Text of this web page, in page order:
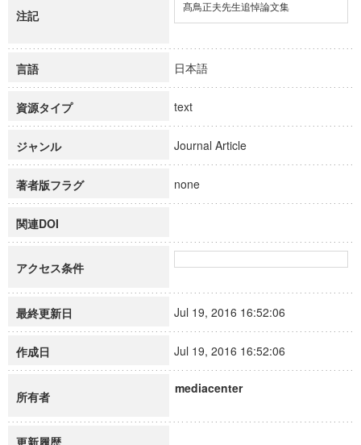
注記
髙鳥正夫先生追悼論文集
言語 日本語
資源タイプ text
ジャンル Journal Article
著者版フラグ none
関連DOI
アクセス条件
最終更新日 Jul 19, 2016 16:52:06
作成日 Jul 19, 2016 16:52:06
所有者
mediacenter
更新履歴